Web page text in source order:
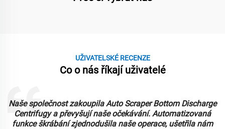
UŽIVATELSKÉ RECENZE
Co o nás říkají uživatelé
Naše společnost zakoupila Auto Scraper Bottom Discharge
Centrifugy a převyšují naše očekávání. Automatizovaná
funkce škrábání zjednodušila naše operace, ušetřila nám